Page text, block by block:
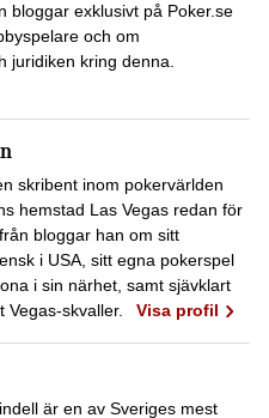
bloggar exklusivt på Poker.se
och om
juridiken kring denna.
skribent inom pokervärlden
hemstad Las Vegas redan för
bloggar han om sitt
i USA, sitt egna pokerspel
i sin närhet, samt sjävklart
Vegas-skvaller.
Visa profil
är en av Sveriges mest